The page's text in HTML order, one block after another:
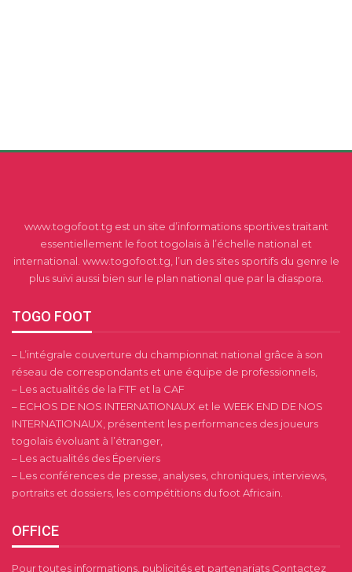
www.togofoot.tg est un site d’informations sportives traitant
essentiellement le foot togolais à l’échelle national et
international. www.togofoot.tg, l’un des sites sportifs du genre le
plus suivi aussi bien sur le plan national que par la diaspora.
TOGO FOOT
– L’intégrale couverture du championnat national grâce à son
réseau de correspondants et une équipe de professionnels,
– Les actualités de la FTF et la CAF
– ECHOS DE NOS INTERNATIONAUX et le WEEK END DE NOS
INTERNATIONAUX, présentent les performances des joueurs
togolais évoluant à l’étranger,
– Les actualités des Éperviers
– Les conférences de presse, analyses, chroniques, interviews,
portraits et dossiers, les compétitions du foot Africain.
OFFICE
Pour toutes informations, publicités et partenariats Contactez